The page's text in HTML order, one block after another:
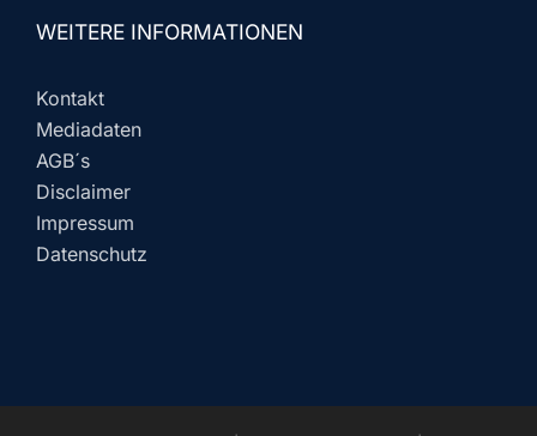
WEITERE INFORMATIONEN
Kontakt
Mediadaten
AGB´s
Disclaimer
Impressum
Datenschutz